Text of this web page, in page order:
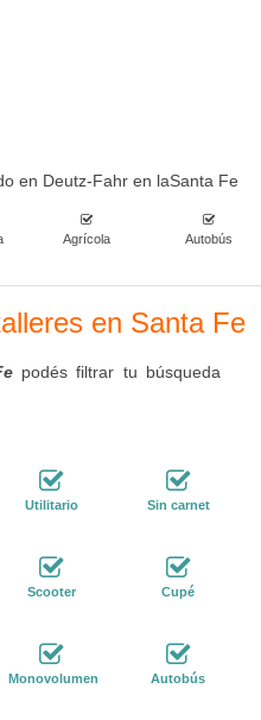
en Deutz-Fahr en laSanta Fe
Agrícola Autobús
en Santa Fe
podés filtrar tu búsqueda
Utilitario Sin carnet
Scooter Cupé
Monovolumen Autobús